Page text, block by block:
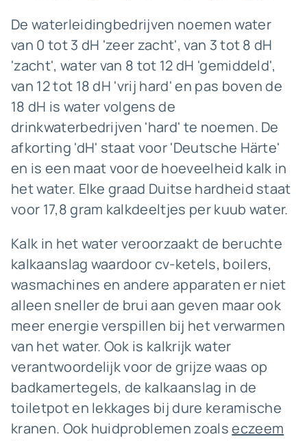
De waterleidingbedrijven noemen water
van 0 tot 3 dH 'zeer zacht', van 3 tot 8 dH
'zacht', water van 8 tot 12 dH 'gemiddeld',
van 12 tot 18 dH 'vrij hard' en pas boven de
18 dH is water volgens de
drinkwaterbedrijven 'hard' te noemen. De
afkorting 'dH' staat voor 'Deutsche Härte'
en is een maat voor de hoeveelheid kalk in
het water. Elke graad Duitse hardheid staat
voor 17,8 gram kalkdeeltjes per kuub water.
Kalk in het water veroorzaakt de beruchte
kalkaanslag waardoor cv-ketels, boilers,
wasmachines en andere apparaten er niet
alleen sneller de brui aan geven maar ook
meer energie verspillen bij het verwarmen
van het water. Ook is kalkrijk water
verantwoordelijk voor de grijze waas op
badkamertegels, de kalkaanslag in de
toiletpot en lekkages bij dure keramische
kranen. Ook huidproblemen zoalseczeem